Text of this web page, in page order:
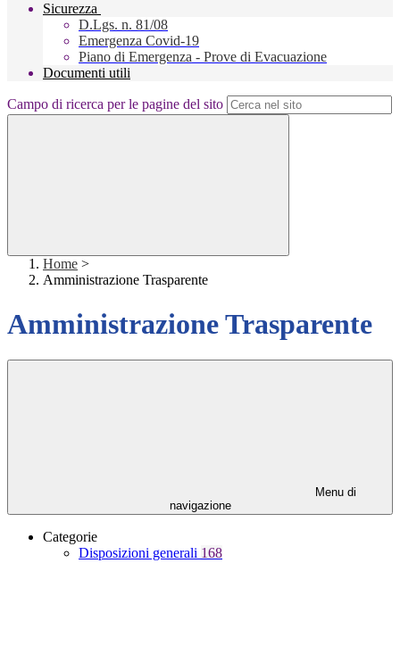
Sicurezza
D.Lgs. n. 81/08
Emergenza Covid-19
Piano di Emergenza - Prove di Evacuazione
Documenti utili
Campo di ricerca per le pagine del sito
Home >
Amministrazione Trasparente
Amministrazione Trasparente
Menu di
navigazione
Categorie
Disposizioni generali 168